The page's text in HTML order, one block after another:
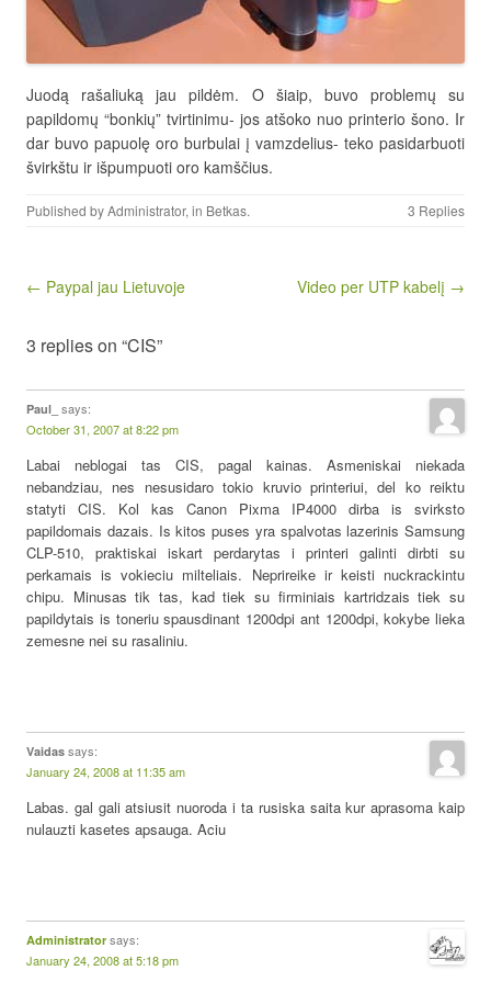
Juodą rašaliuką jau pildėm. O šiaip, buvo problemų su
papildomų “bonkių” tvirtinimu- jos atšoko nuo printerio šono. Ir
dar buvo papuolę oro burbulai į vamzdelius- teko pasidarbuoti
švirkštu ir išpumpuoti oro kamščius.
Published byAdministrator, in Betkas. 3 Replies
Post navigation
← Paypal jau Lietuvoje Video per UTP kabelį →
3 replies on “CIS”
Paul_ says:
October 31, 2007 at 8:22 pm
Labai neblogai tas CIS, pagal kainas. Asmeniskai niekada
nebandziau, nes nesusidaro tokio kruvio printeriui, del ko reiktu
statyti CIS. Kol kas Canon Pixma IP4000 dirba is svirksto
papildomais dazais. Is kitos puses yra spalvotas lazerinis Samsung
CLP-510, praktiskai iskart perdarytas i printeri galinti dirbti su
perkamais is vokieciu milteliais. Neprireike ir keisti nuckrackintu
chipu. Minusas tik tas, kad tiek su firminiais kartridzais tiek su
papildytais is toneriu spausdinant 1200dpi ant 1200dpi, kokybe lieka
zemesne nei su rasaliniu.
Vaidas says:
January 24, 2008 at 11:35 am
Labas. gal gali atsiusit nuoroda i ta rusiska saita kur aprasoma kaip
nulauzti kasetes apsauga. Aciu
Administrator says:
January 24, 2008 at 5:18 pm